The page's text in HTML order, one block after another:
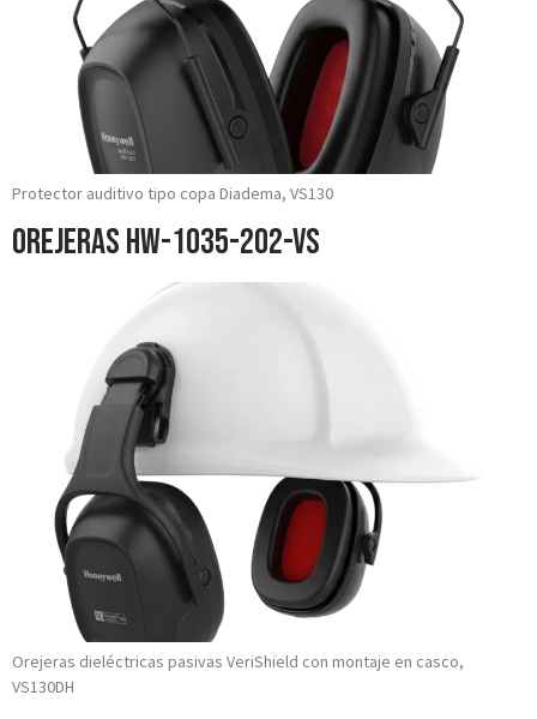
Protector auditivo tipo copa Diadema, VS130
OREJERAS HW-1035-202-VS
Orejeras dieléctricas pasivas VeriShield con montaje en casco,
VS130DH